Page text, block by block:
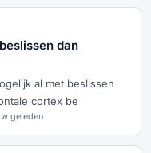
dan
al met beslissen
cortex be
geleden